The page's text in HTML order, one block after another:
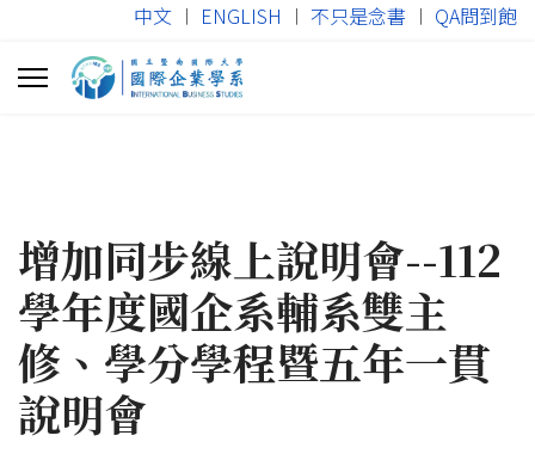
中文 ︱ ENGLISH ︱ 不只是念書 ︱ QA問到飽
增加同步線上說明會--112
學年度國企系輔系雙主
修、學分學程暨五年一貫
說明會